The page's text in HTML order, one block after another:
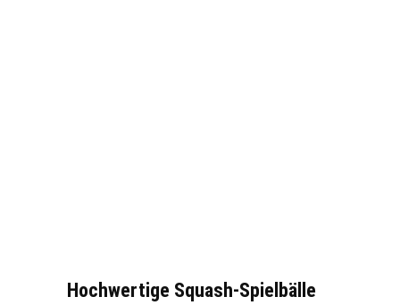
Hochwertige Squash-Spielbälle